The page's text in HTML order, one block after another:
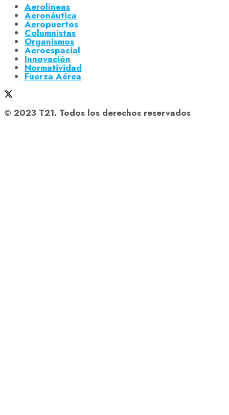
Aerolíneas
Aeronáutica
Aeropuertos
Columnistas
Organismos
Aeroespacial
Innovación
Normatividad
Fuerza Aérea
© 2023 T21. Todos los derechos reservados